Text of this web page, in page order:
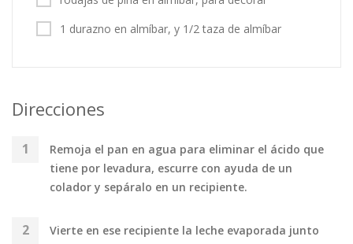
1 durazno en almíbar, y 1/2 taza de almíbar
Direcciones
Remoja el pan en agua para eliminar el ácido que
tiene por levadura, escurre con ayuda de un
colador y sepáralo en un recipiente.
Vierte en ese recipiente la leche evaporada junto